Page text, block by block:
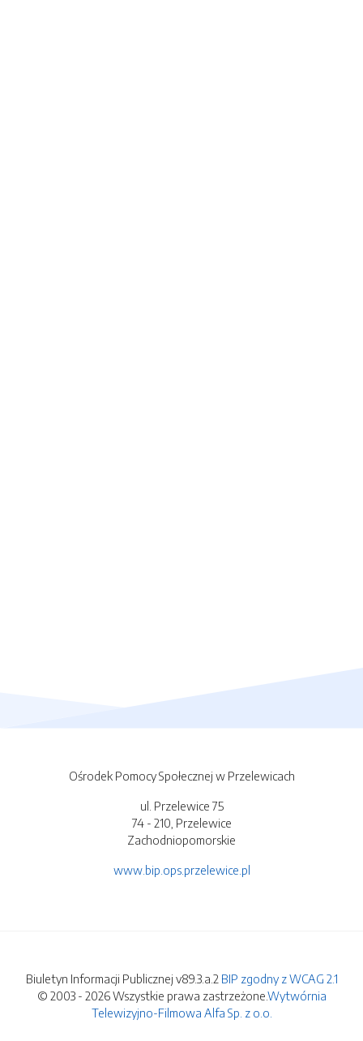
Ośrodek Pomocy Społecznej w Przelewicach
ul. Przelewice 75
74 - 210, Przelewice
Zachodniopomorskie
www.bip.ops.przelewice.pl
Biuletyn Informacji Publicznej v89.3.a.2 BIP zgodny z WCAG 2.1
© 2003 - 2026 Wszystkie prawa zastrzeżone.Wytwórnia
Telewizyjno-Filmowa Alfa Sp. z o.o.